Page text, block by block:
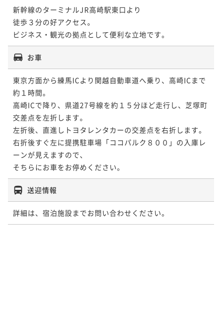
新幹線のターミナルJR高崎駅東口より
徒歩３分の好アクセス。
ビジネス・観光の拠点として便利な立地です。
お車
東京方面から練馬ICより関越自動車道へ乗り、高崎ICまで
約１時間。
高崎ICで降り、県道27号線を約１５分ほど走行し、芝塚町
交差点を左折します。
左折後、直進しトヨタレンタカーの交差点を右折します。
右折後すぐ左に提携駐車場「ココパルク８００」の入庫レ
ーンが見えますので、
送迎情報
詳細は、宿泊施設までお問い合わせください。